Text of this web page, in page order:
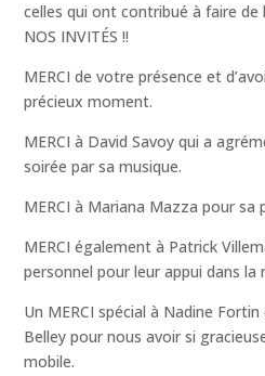
celles qui ont contribué à faire de
NOS INVITÉS !!
MERCI de votre présence et
précieux moment.
MERCI à David Savoy qui a
soirée par sa musique.
MERCI à Mariana Mazza pour
MERCI également à Patrick
personnel pour leur appui dans
Un MERCI spécial à Nadine
Belley pour nous avoir si
mobile.